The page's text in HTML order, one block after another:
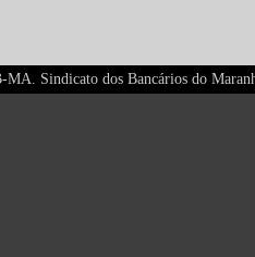
MA. Sindicato dos Bancários do